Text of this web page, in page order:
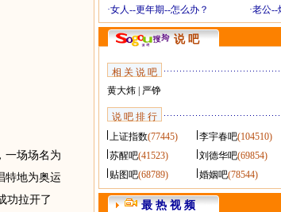
场场名为
特地为奥运
功拉开了
·女人--更年期--怎么办？ ·老公--
说 吧
相 关 说 吧
黄大炜| 严铮
说 吧 排 行
上证指数(77445) 李宇春吧(104510)
苏醒吧(41523) 刘德华吧(69854)
贴图吧(68789) 婚姻吧(78544)
最 热 视 频